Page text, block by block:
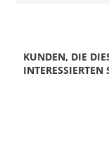
KUNDEN, DIE